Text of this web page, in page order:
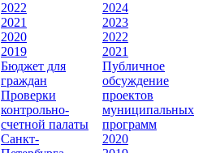
2022
2021
2020
2019
Бюджет для
граждан
Проверки
контрольно-
счетной палаты
Санкт-
2024
2023
2022
2021
Публичное
обсуждение
проектов
муниципальных
программ
2020